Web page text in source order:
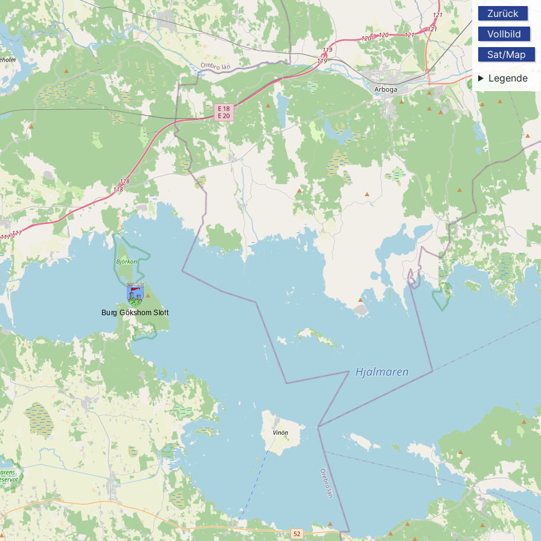
Zurück
Vollbild
Sat/Map
Legende